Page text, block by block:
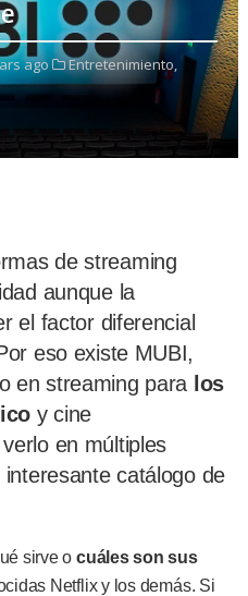
ago
Entretenimiento,
de streaming
aunque la
el factor diferencial
eso existe MUBI,
en streaming para los
y cine
en múltiples
catálogo de
sirve o cuáles son sus
Netflix y los demás. Si